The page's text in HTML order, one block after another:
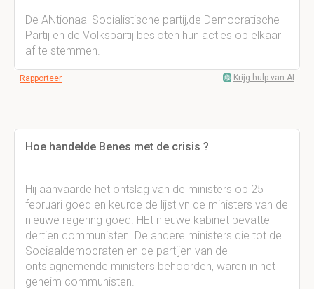
De ANtionaal Socialistische partij,de Democratische
Partij en de Volkspartij besloten hun acties op elkaar
af te stemmen.
Rapporteer Krijg hulp van AI
Hoe handelde Benes met de crisis ?
Hij aanvaarde het ontslag van de ministers op 25
februari goed en keurde de lijst vn de ministers van de
nieuwe regering goed. HEt nieuwe kabinet bevatte
dertien communisten. De andere ministers die tot de
Sociaaldemocraten en de partijen van de
ontslagnemende ministers behoorden, waren in het
geheim communisten.